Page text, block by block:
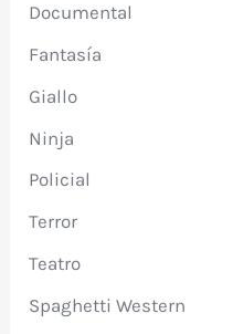
Documental
Fantasía
Giallo
Ninja
Policial
Terror
Teatro
Spaghetti Western